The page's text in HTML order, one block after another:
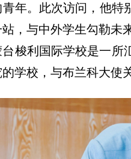
年。此次访问，他特
，与中外学生勾勒未
梭利国际学校是一所
学校，与布兰科大使